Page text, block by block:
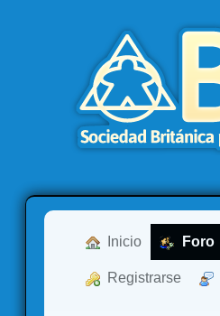
Inicio Foro
Registrarse